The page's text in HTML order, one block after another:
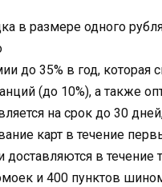
в размере одного
до 35% в год, которая
(до 10%), а также
на срок до 30
карт в течение
доставляются в течение
и 400 пунктов